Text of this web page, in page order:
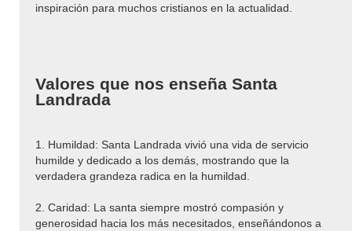
inspiración para muchos cristianos en la actualidad.
Valores que nos enseña Santa
Landrada
1. Humildad: Santa Landrada vivió una vida de servicio
humilde y dedicado a los demás, mostrando que la
verdadera grandeza radica en la humildad.
2. Caridad: La santa siempre mostró compasión y
generosidad hacia los más necesitados, enseñándonos a